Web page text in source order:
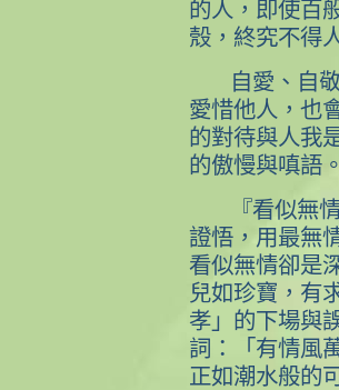
的人，即使百
殼，終究不得
自愛、自
愛惜他人，也
的對待與人我
的傲慢與嗔語。
『看似無
證悟，用最無
看似無情卻是
兒如珍寶，有
孝」的下場與
詞：「有情風
正如潮水般的